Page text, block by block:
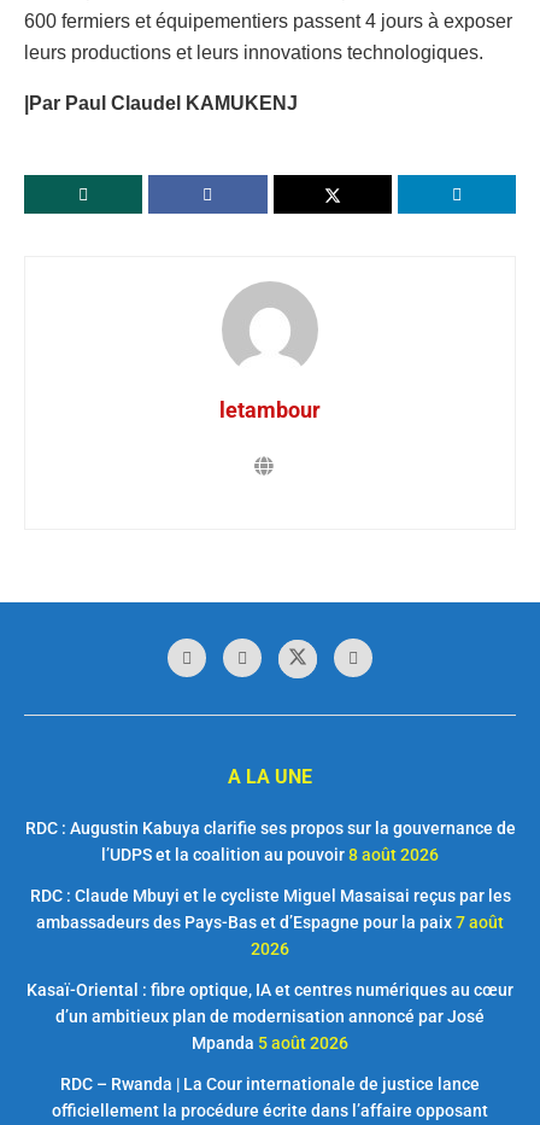
600 fermiers et équipementiers passent 4 jours à exposer
leurs productions et leurs innovations technologiques.
|Par Paul Claudel KAMUKENJ
letambour
A LA UNE
RDC : Augustin Kabuya clarifie ses propos sur la gouvernance de
l’UDPS et la coalition au pouvoir8 août 2026
RDC : Claude Mbuyi et le cycliste Miguel Masaisai reçus par les
ambassadeurs des Pays-Bas et d’Espagne pour la paix7 août
2026
Kasaï-Oriental : fibre optique, IA et centres numériques au cœur
d’un ambitieux plan de modernisation annoncé par José
Mpanda 5 août 2026
RDC – Rwanda | La Cour internationale de justice lance
officiellement la procédure écrite dans l’affaire opposant